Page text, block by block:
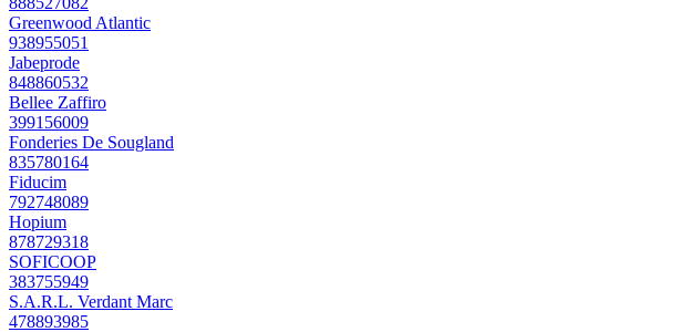
Greenwood Atlantic
938955051
Jabeprode
848860532
Bellee Zaffiro
399156009
Fonderies De Sougland
835780164
Fiducim
792748089
Hopium
878729318
SOFICOOP
383755949
S.A.R.L. Verdant Marc
478893985